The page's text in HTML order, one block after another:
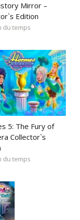
Mirror –
Edition
du temps
5: The Fury of
Collector`s
du temps